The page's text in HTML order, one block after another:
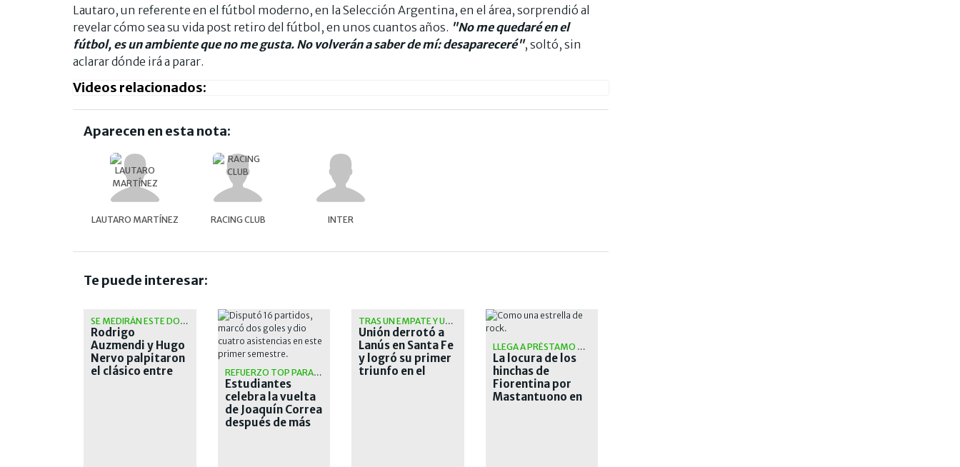
Lautaro, un referente en el fútbol moderno, en la Selección Argentina, en el área, sorprendió al
revelar cómo sea su vida post retiro del fútbol, en unos cuantos años. "No me quedaré en el
fútbol, es un ambiente que no me gusta. No volverán a saber de mí: desapareceré", soltó, sin
aclarar dónde irá a parar.
Videos relacionados:
Aparecen en esta nota:
LAUTARO MARTÍNEZ RACING CLUB INTER
Te puede interesar:
SE MEDIRÁN ESTE DOMINGO
Rodrigo
Auzmendi y Hugo
Nervo palpitaron
el clásico entre
REFUERZO TOP PARA EL PINCHA
Estudiantes
celebra la vuelta
de Joaquín Correa
después de más
TRAS UN EMPATE Y UNA CAÍDA
Unión derrotó a
Lanús en Santa Fe
y logró su primer
triunfo en el
LLEGA A PRÉSTAMO POR UN AÑO
La locura de los
hinchas de
Fiorentina por
Mastantuono en